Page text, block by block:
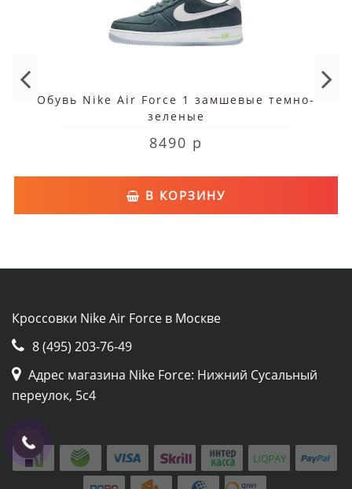
Обувь Nike Air Force 1 замшевые темно-
зеленые
8490 р
В КОРЗИНУ
Кроссовки Nike Air Force в Москве
8 (495) 203-76-49
Адрес магазина Nike Force: Нижний Сусальный
переулок, 5с4